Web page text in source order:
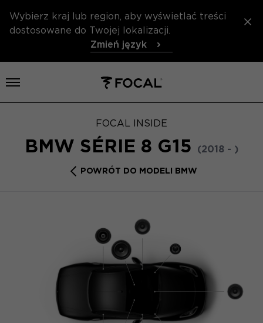
Wybierz kraj lub region, aby wyświetlać treści
dostosowane do Twojej lokalizacji.
Zmień język
Otwórz menu
FOCAL INSIDE
BMW SÉRIE 8 G15 (2018 - )
POWRÓT DO MODELI BMW